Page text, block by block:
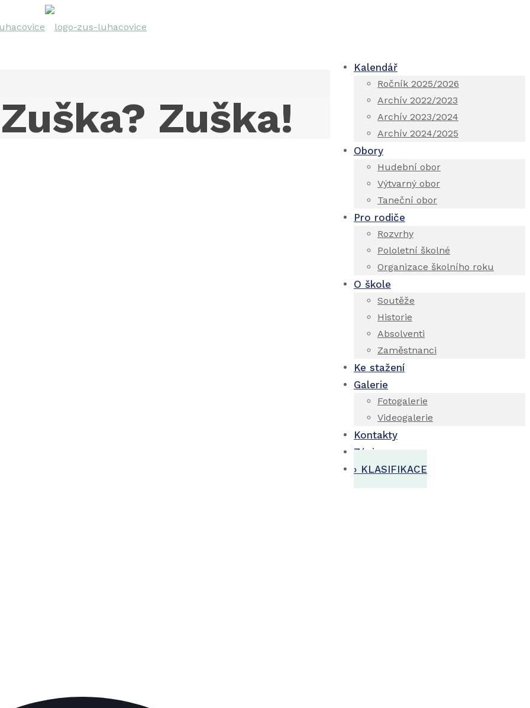
Kalendář
Ročník 2025/2026
Archív 2022/2023
Archív 2023/2024
Archív 2024/2025
Obory
Hudební obor
Výtvarný obor
Taneční obor
Pro rodiče
Rozvrhy
Pololetní školné
Organizace školního roku
O škole
Soutěže
Historie
Absolventi
Zaměstnanci
Ke stažení
Galerie
Fotogalerie
Videogalerie
Kontakty
Zápis
› KLASIFIKACE
Zuška!